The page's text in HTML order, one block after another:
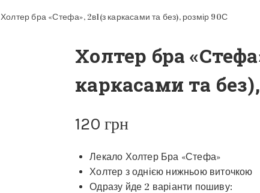
Холтер бра «Стефа», 2в1(з каркасами та без), розмір 90С
Холтер бра
каркасами та
120грн
Лекало Холтер Бра «Стефа»
Холтер з однією нижньою виточкою
Одразу йде 2 варіанти пошиву: